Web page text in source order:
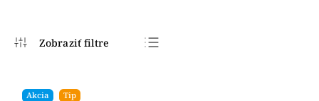
Akcia Tip